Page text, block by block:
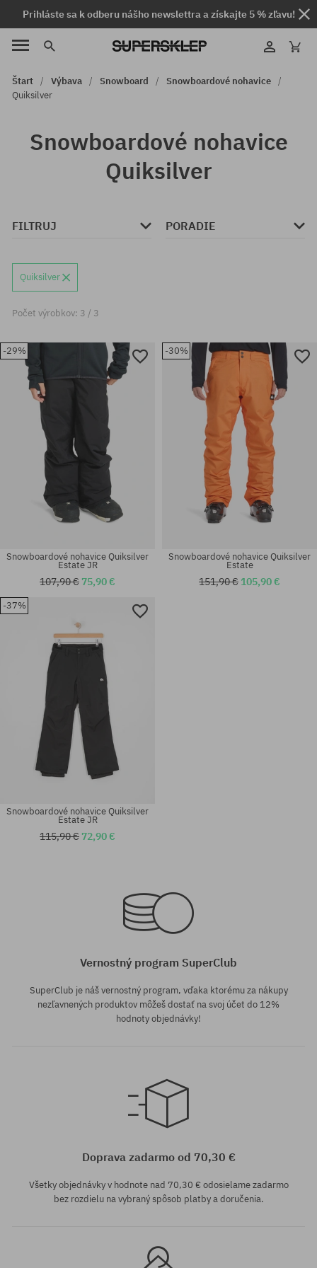
Prihláste sa k odberu nášho newslettra a získajte 5 % zľavu!
Štart Výbava Snowboard
Snowboardové nohavice
Quiksilver
Snowboardové nohavice
Quiksilver
FILTRUJ PORADIE
Quiksilver
Počet výrobkov: 3 / 3
-29%
Snowboardové nohavice Quiksilver
Estate JR
107,90 € 75,90 €
-30%
Snowboardové nohavice Quiksilver
Estate
151,90 € 105,90 €
-37%
Snowboardové nohavice Quiksilver
Estate JR
115,90 € 72,90 €
Vernostný program SuperClub
SuperClub je náš vernostný program, vďaka ktorému za nákupy
nezľavnených produktov môžeš dostať na svoj účet do 12%
hodnoty objednávky!
Doprava zadarmo od 70,30 €
Všetky objednávky v hodnote nad 70,30 € odosielame zadarmo
bez rozdielu na vybraný spôsob platby a doručenia.